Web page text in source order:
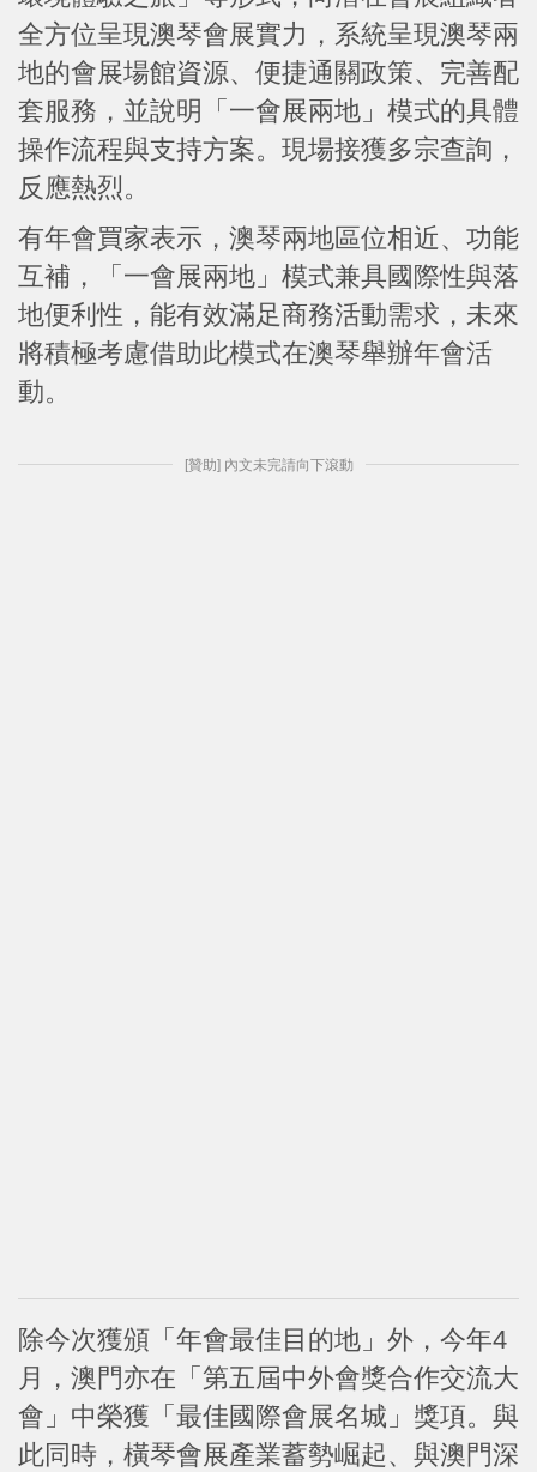
全方位呈現澳琴會展實力，系統呈現澳琴兩
地的會展場館資源、便捷通關政策、完善配
套服務，並說明「一會展兩地」模式的具體
操作流程與支持方案。現場接獲多宗查詢，
反應熱烈。
有年會買家表示，澳琴兩地區位相近、功能
互補，「一會展兩地」模式兼具國際性與落
地便利性，能有效滿足商務活動需求，未來
將積極考慮借助此模式在澳琴舉辦年會活
動。
[贊助] 內文未完請向下滾動
除今次獲頒「年會最佳目的地」外，今年4
月，澳門亦在「第五屆中外會獎合作交流大
會」中榮獲「最佳國際會展名城」獎項。與
此同時，橫琴會展產業蓄勢崛起、與澳門深